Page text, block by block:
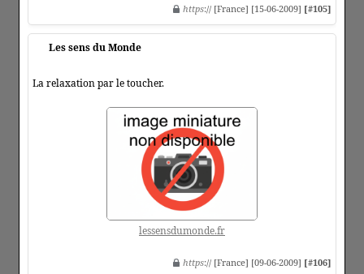
https:// [France] [15-06-2009] [#105]
Les sens du Monde
La relaxation par le toucher.
lessensdumonde.fr
https:// [France] [09-06-2009] [#106]